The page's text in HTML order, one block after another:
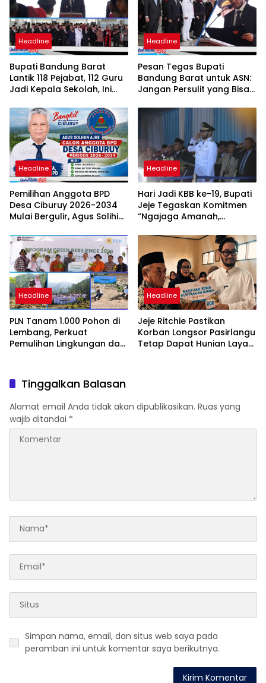
Headline
Bupati Bandung Barat
Lantik 118 Pejabat, 112 Guru
Jadi Kepala Sekolah, Ini
Barunya
Headline
Pesan Tegas Bupati
Bandung Barat untuk ASN:
Jangan Persulit yang Bisa
Headline
Pemilihan Anggota BPD
Desa Ciburuy 2026-2034
Mulai Bergulir, Agus Solihin
Visi “Ciburuy Merata, Adil
Diawasi BPD”
Headline
Hari Jadi KBB ke-19, Bupati
Jeje Tegaskan Komitmen
“Ngajaga Amanah,
Headline
PLN Tanam 1.000 Pohon di
Lembang, Perkuat
Pemulihan Lingkungan dan
Headline
Jeje Ritchie Pastikan
Korban Longsor Pasirlangu
Tetap Dapat Hunian Layak
Tinggalkan Balasan
Alamat email Anda tidak akan dipublikasikan. Ruas yang
wajib ditandai *
Simpan nama, email, dan situs web saya pada
peramban ini untuk komentar saya berikutnya.